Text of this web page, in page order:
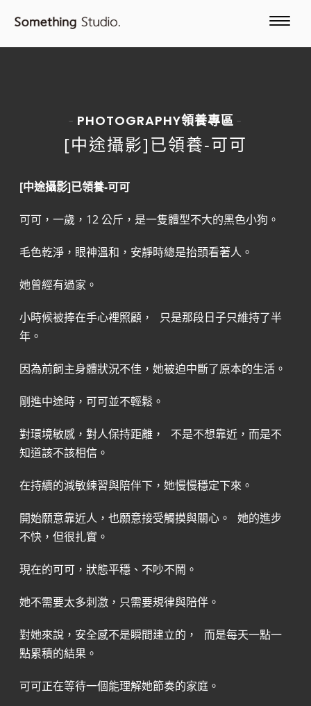
- PHOTOGRAPHY領養專區 -
[中途攝影]已領養-可可
[中途攝影]已領養-可可
可可，一歲，12 公斤，是一隻體型不大的黑色小狗。
毛色乾淨，眼神溫和，安靜時總是抬頭看著人。
她曾經有過家。
小時候被捧在手心裡照顧， 只是那段日子只維持了半
年。
因為前飼主身體狀況不佳，她被迫中斷了原本的生活。
剛進中途時，可可並不輕鬆。
對環境敏感，對人保持距離， 不是不想靠近，而是不
知道該不該相信。
在持續的減敏練習與陪伴下，她慢慢穩定下來。
開始願意靠近人，也願意接受觸摸與關心。 她的進步
不快，但很扎實。
現在的可可，狀態平穩、不吵不鬧。
她不需要太多刺激，只需要規律與陪伴。
對她來說，安全感不是瞬間建立的， 而是每天一點一
點累積的結果。
可可正在等待一個能理解她節奏的家庭。